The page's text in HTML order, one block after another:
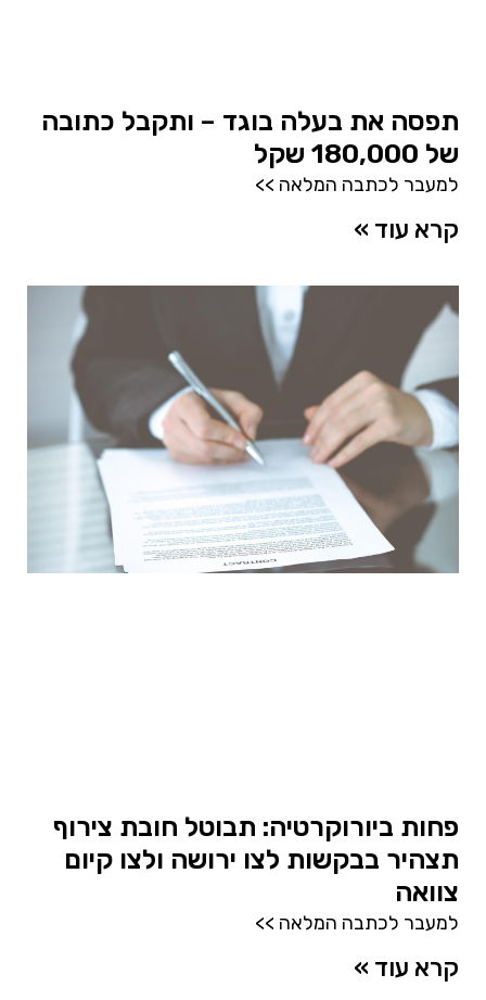
תפסה את בעלה בוגד – ותקבל כתובה
של 180,000 שקל
למעבר לכתבה המלאה >>
קרא עוד »
פחות ביורוקרטיה: תבוטל חובת צירוף
תצהיר בבקשות לצו ירושה ולצו קיום
צוואה
למעבר לכתבה המלאה >>
קרא עוד »